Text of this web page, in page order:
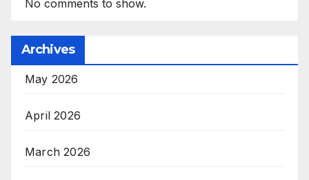
No comments to show.
Archives
May 2026
April 2026
March 2026